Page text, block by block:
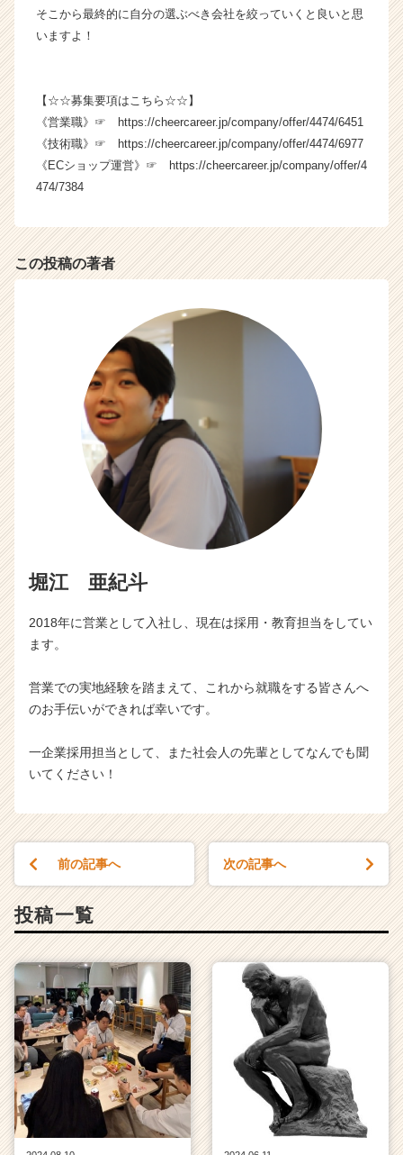
そこから最終的に自分の選ぶべき会社を絞っていくと良いと思
いますよ！
【☆☆募集要項はこちら☆☆】
《営業職》☞ https://cheercareer.jp/company/offer/4474/6451
《技術職》☞ https://cheercareer.jp/company/offer/4474/6977
《ECショップ運営》☞ https://cheercareer.jp/company/offer/4
474/7384
この投稿の著者
堀江 亜紀斗
2018年に営業として入社し、現在は採用・教育担当をしてい
ます。
営業での実地経験を踏まえて、これから就職をする皆さんへ
のお手伝いができれば幸いです。
一企業採用担当として、また社会人の先輩としてなんでも聞
いてください！
前の記事へ 次の記事へ
投稿一覧